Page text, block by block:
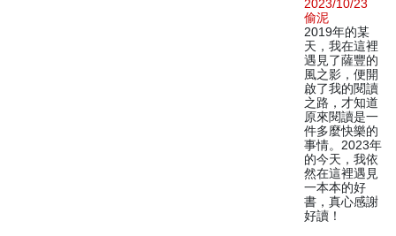
2023/10/23
偷泥
2019年的某
天，我在這裡
遇見了薩豐的
風之影，便開
啟了我的閱讀
之路，才知道
原來閱讀是一
件多麼快樂的
事情。2023年
的今天，我依
然在這裡遇見
一本本的好
書，真心感謝
好讀！